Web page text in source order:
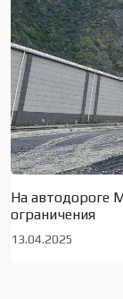
На автодороге
ограничения
13.04.2025